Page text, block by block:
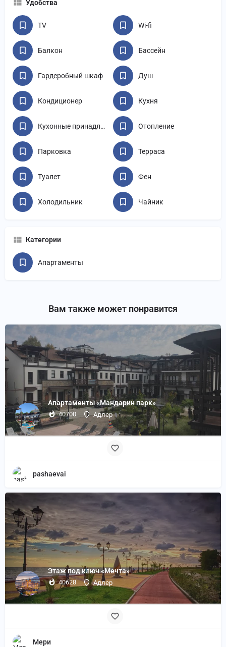
Удобства
TV Wi-fi
Балкон Бассейн
Гардеробный шкаф Душ
Кондиционер Кухня
Кухонные принадлежности Отопление
Парковка Терраса
Туалет Фен
Холодильник Чайник
Категории
Апартаменты
Вам также может понравится
Апартаменты «Мандарин парк»
40700 Адлер
pashaevai
Этаж под ключ «Мечта»
40628 Адлер
Мери